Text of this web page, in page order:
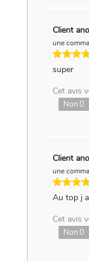
Client
une
super
Cet avis
Non0
Client
une
Au top j
Cet avis
Non0